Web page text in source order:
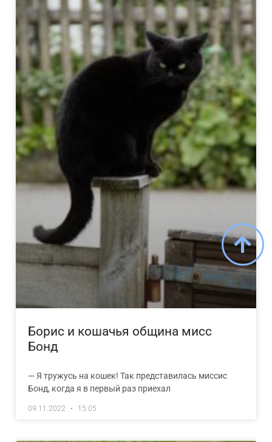
Борис и кошачья община мисс
Бонд
— Я тружусь на кошек! Так представилась миссис
Бонд, когда я в первый раз приехал
09.11.2022 15:05